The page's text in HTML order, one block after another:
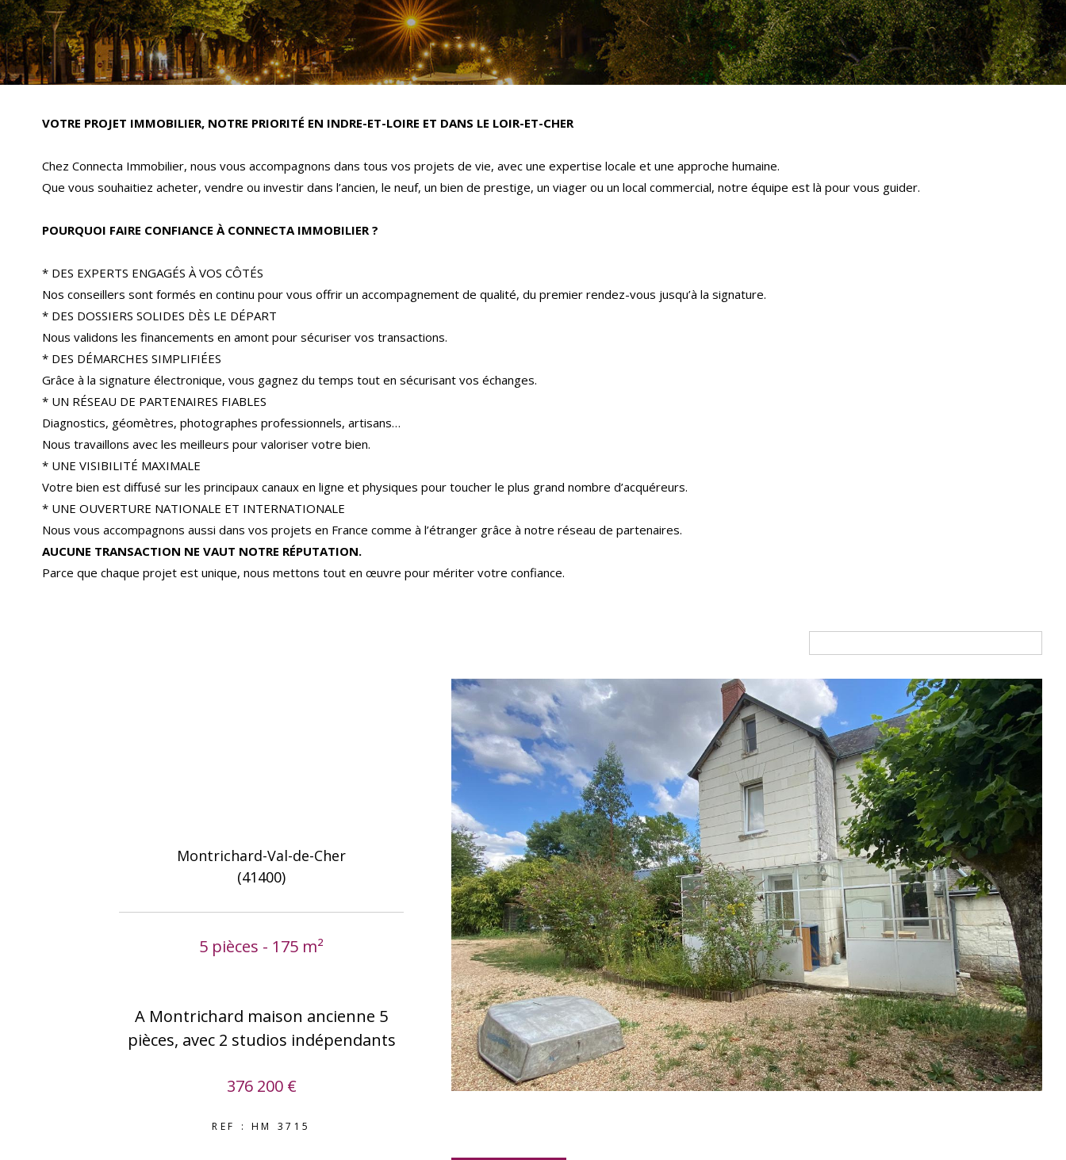
VOTRE PROJET IMMOBILIER, NOTRE PRIORITÉ EN INDRE-ET-LOIRE ET DANS LE LOIR-ET-CHER
Chez Connecta Immobilier, nous vous accompagnons dans tous vos projets de vie, avec une expertise locale et une approche humaine.
Que vous souhaitiez acheter, vendre ou investir dans l’ancien, le neuf, un bien de prestige, un viager ou un local commercial, notre équipe est là pour vous guider.
POURQUOI FAIRE CONFIANCE À CONNECTA IMMOBILIER ?
* DES EXPERTS ENGAGÉS À VOS CÔTÉS
Nos conseillers sont formés en continu pour vous offrir un accompagnement de qualité, du premier rendez-vous jusqu’à la signature.
* DES DOSSIERS SOLIDES DÈS LE DÉPART
Nous validons les financements en amont pour sécuriser vos transactions.
* DES DÉMARCHES SIMPLIFIÉES
Grâce à la signature électronique, vous gagnez du temps tout en sécurisant vos échanges.
* UN RÉSEAU DE PARTENAIRES FIABLES
Diagnostics, géomètres, photographes professionnels, artisans…
Nous travaillons avec les meilleurs pour valoriser votre bien.
* UNE VISIBILITÉ MAXIMALE
Votre bien est diffusé sur les principaux canaux en ligne et physiques pour toucher le plus grand nombre d’acquéreurs.
* UNE OUVERTURE NATIONALE ET INTERNATIONALE
Nous vous accompagnons aussi dans vos projets en France comme à l’étranger grâce à notre réseau de partenaires.
AUCUNE TRANSACTION NE VAUT NOTRE RÉPUTATION.
Parce que chaque projet est unique, nous mettons tout en œuvre pour mériter votre confiance.
Montrichard-Val-de-Cher
(41400)
5 pièces - 175 m²
A Montrichard maison ancienne 5
pièces, avec 2 studios indépendants
376 200 €
REF : HM 3715